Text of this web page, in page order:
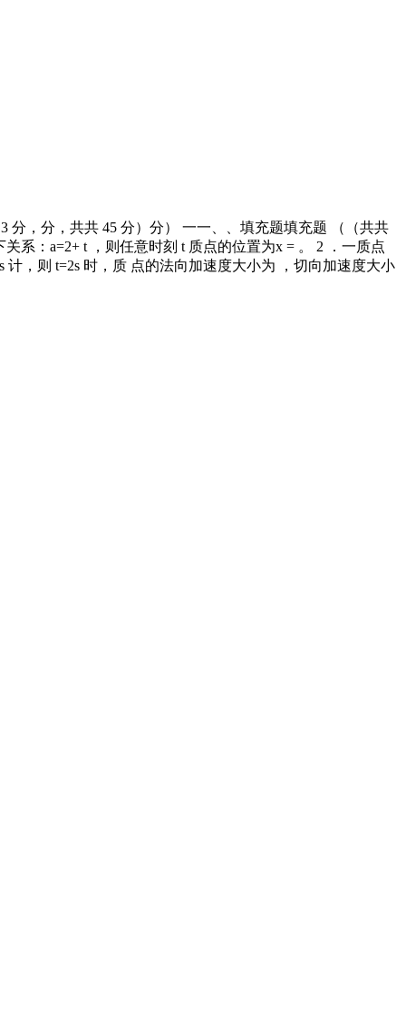
分，分，共共 45 分）分） 一一、、填充题填充题 （（共共
系：a=2+ t ，则任意时刻 t 质点的位置为x = 。 2 ．一质点
，则 t=2s 时，质 点的法向加速度大小为 ，切向加速度大小